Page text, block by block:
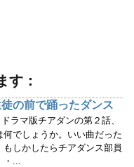
す：
の前で踊ったダンス
ドラマ版チアダンの第２話、
でしょうか。いい曲だった
しかしたらチアダンス部員
...